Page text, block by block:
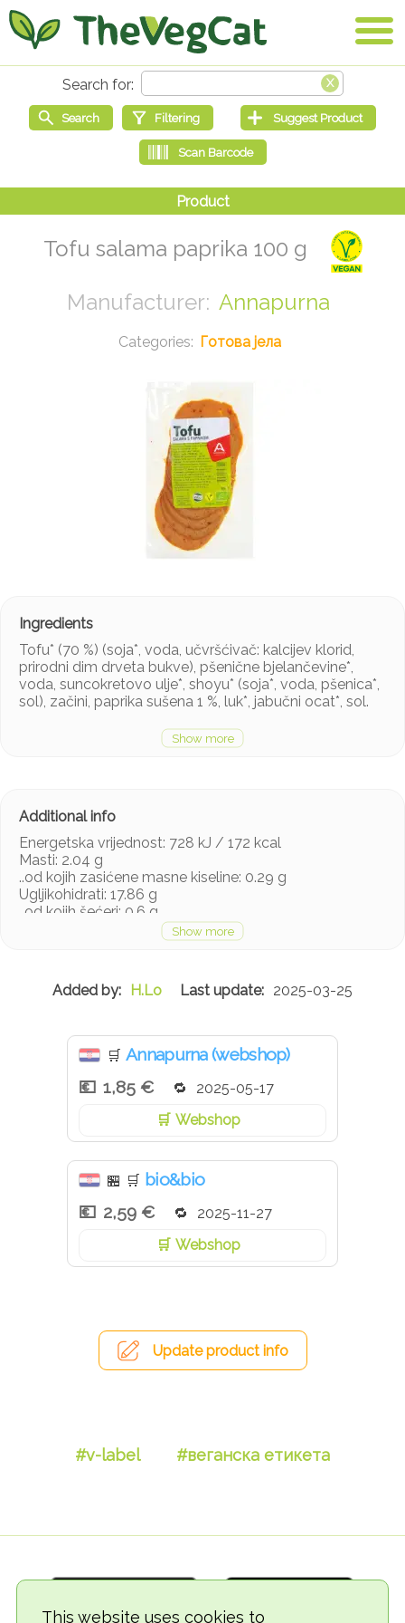
This website uses cookies to
Tofu salama paprika 100 g
Annapurna
Готова јела
Tofu* (70 %) (soja*, voda, učvršćivač: kalcijev klorid,
prirodni dim drveta bukve), pšenične bjelančevine*,
voda, suncokretovo ulje*, shoyu* (soja*, voda, pšenica*,
sol), začini, paprika sušena 1 %, luk*, jabučni ocat*, sol.
* kontroliran ekološki uzgoj
Energetska vrijednost: 728 kJ / 172 kcal
Masti: 2.04 g
..od kojih zasićene masne kiseline: 0.29 g
Ugljikohidrati: 17.86 g
..od kojih šećeri: 0.6 g
Mogući tragovi sezama i celera.
H.Lo 2025-03-25
🛒 Annapurna (webshop)
1,85 €
2025-05-17
Webshop
🏪 🛒 bio&bio
2,59 €
2025-11-27
Webshop
Update product info
#v-label #веганска етикета